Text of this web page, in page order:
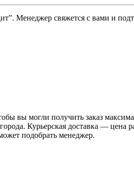
Менеджер свяжется с вами и
вы могли получить заказ
Курьерская доставка —
подобрать менеджер.